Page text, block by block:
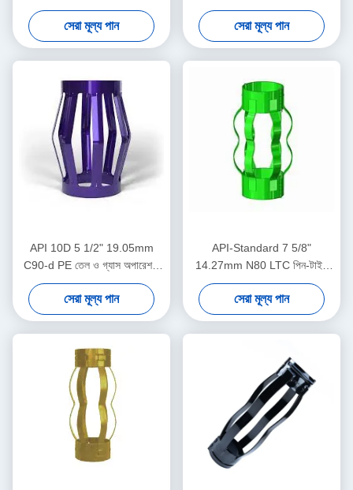
কলার তেল ও গ্যাস অপারেশনে কেসিং
সেন্ট্রালাইজার ডিসপ্লেসমেন্ট সীমাবদ্ধ
করার জন্য ডিজাইন করা হয়েছে
সেরা মূল্য পান
অয়েলফিল্ড সেন্ট্রালাইজার
সেরা মূল্য পান
API 10D 5 1/2" 19.05mm
C90-d PE তেল ও গ্যাস অপারেশনে
অয়েলফিল্ড সেন্ট্রালাইজার
সেরা মূল্য পান
API-Standard 7 5/8"
14.27mm N80 LTC পিন-টাইপ
সেন্ট্রালাইজার তেল ও গ্যাস অপারেশনে
কেসিং সেন্ট্রালাইজার ডিসপ্লেসমেন্ট
সীমাবদ্ধ করার জন্য
সেরা মূল্য পান